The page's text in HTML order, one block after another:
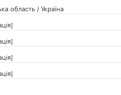
область / Україна